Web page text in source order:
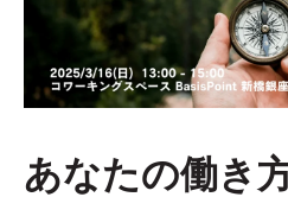
あなたの働き